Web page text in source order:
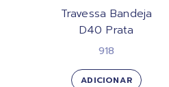
Travessa Bandeja
D40 Prata
918
ADICIONAR